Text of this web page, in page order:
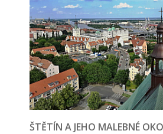
ŠTĚTÍN A JEHO MALEBNÉ